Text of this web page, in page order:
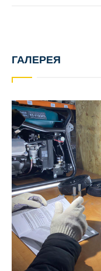
ГАЛЕРЕЯ